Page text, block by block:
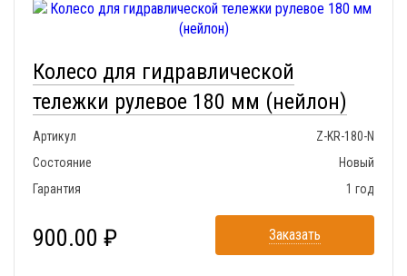
Колесо для гидравлической
тележки рулевое 180 мм (нейлон)
Артикул
Z-KR-180-N
Состояние
Новый
Гарантия
1 год
900.00 ₽ Заказать